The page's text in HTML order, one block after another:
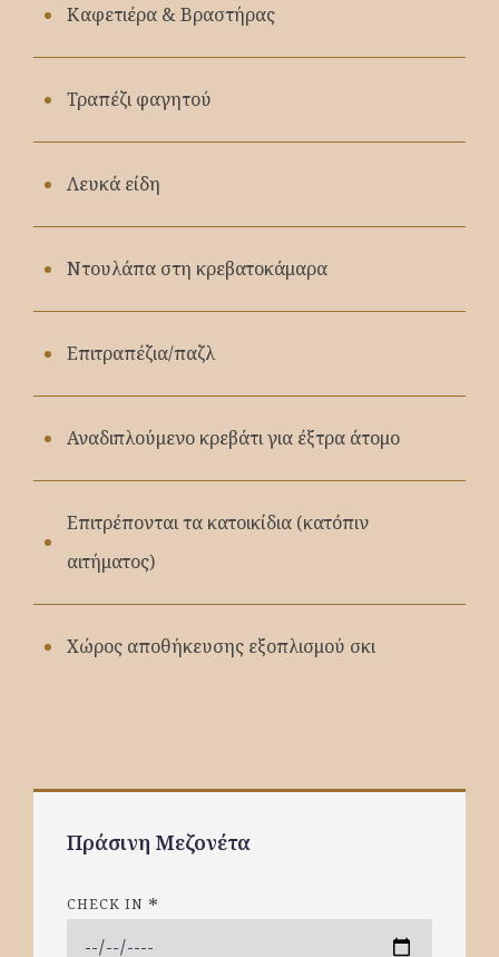
Καφετιέρα & Βραστήρας
Τραπέζι φαγητού
Λευκά είδη
Ντουλάπα στη κρεβατοκάμαρα
Επιτραπέζια/παζλ
Αναδιπλούμενο κρεβάτι για έξτρα άτομο
Επιτρέπονται τα κατοικίδια (κατόπιν
αιτήματος)
Χώρος αποθήκευσης εξοπλισμού σκι
Πράσινη Μεζονέτα
CHECK IN